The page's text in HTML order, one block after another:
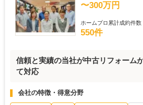
〜300万円
ホームプロ累計成約件数
550件
信頼と実績の当社が中古リフォーム
て対応
会社の特徴・得意分野